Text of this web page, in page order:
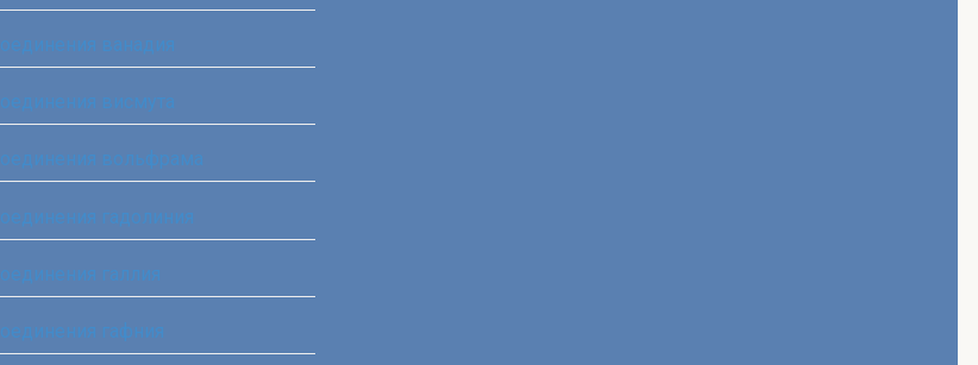
ванадия‎
висмута
вольфрама‎
гадолиния‎
галлия‎
гафния‎